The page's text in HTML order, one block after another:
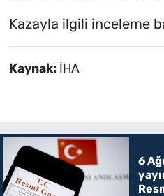
Kazayla ilgili inceleme
Kaynak: İHA
6